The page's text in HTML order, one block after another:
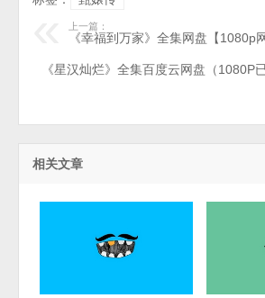
上一篇：
《幸福到万家》全集网盘【1080p
《星汉灿烂》全集百度云网盘（1080P
相关文章